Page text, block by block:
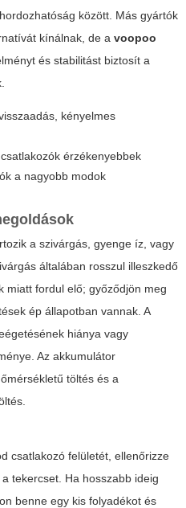
között. Más gyártók
kínálnak, de a voopoo
és stabilitást biztosít a
kényelmes
érzékenyebbek
a nagyobb modok
a szivárgás, gyenge íz, vagy
általában rosszul illeszkedő
miatt fordul elő; győződjön meg
ép állapotban vannak. A
hiánya vagy
Az akkumulátor
töltés és a
csatlakozó felületét, ellenőrizze
tekercset. Ha hosszabb ideig
benne egy kis folyadékot és